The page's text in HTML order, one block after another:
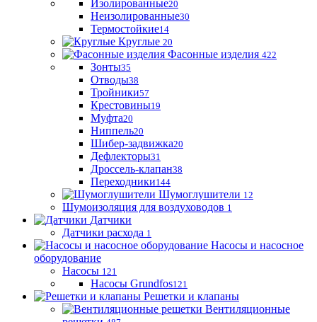
Изолированные20
Неизолированные30
Термостойкие14
Круглые 20
Фасонные изделия 422
Зонты35
Отводы38
Тройники57
Крестовины19
Муфта20
Ниппель20
Шибер-задвижка20
Дефлекторы31
Дроссель-клапан38
Переходники144
Шумоглушители 12
Шумоизоляция для воздуховодов 1
Датчики
Датчики расхода 1
Насосы и насосное
оборудование
Насосы 121
Насосы Grundfos121
Решетки и клапаны
Вентиляционные